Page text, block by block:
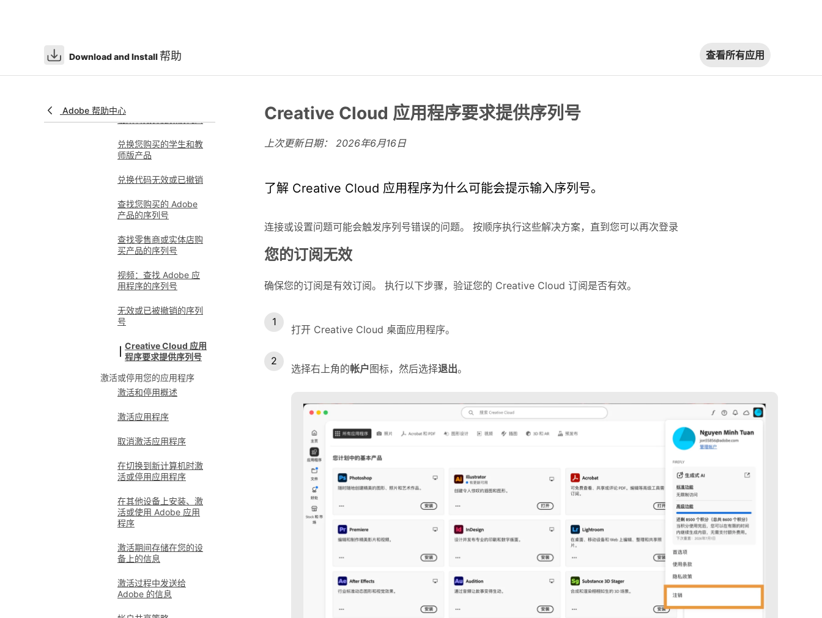
Download and Install 帮助 查看所有应用
Adobe 帮助中心
查找您的兑换码
使用有效订阅兑换代码
兑换您购买的学生和教
师版产品
兑换代码无效或已撤销
查找您购买的 Adobe
产品的序列号
查找零售商或实体店购
买产品的序列号
视频：查找 Adob​​e 应
用程序的序列号
无效或已被撤销的序列
号
Creative Cloud 应用
程序要求提供序列号
激活或停用您的应用程序
激活和停用概述
激活应用程序
取消激活应用程序
在切换到新计算机时激
活或停用应用程序
在其他设备上安装、激
活或使用 Adobe 应用
程序
激活期间存储在您的设
备上的信息
激活过程中发送给
Adobe 的信息
Creative Cloud 应用程序要求提供序列号
上次更新日期： 2026年6月16日
了解 Creative Cloud 应用程序为什么可能会提示输入序列号。
连接或设置问题可能会触发序列号错误的问题。 按顺序执行这些解决方案，直到您可以再次登录
您的订阅无效
确保您的订阅是有效订阅。 执行以下步骤，验证您的 Creative Cloud 订阅是否有效。
打开 Creative Cloud 桌面应用程序。
选择右上角的帐户图标，然后选择退出。